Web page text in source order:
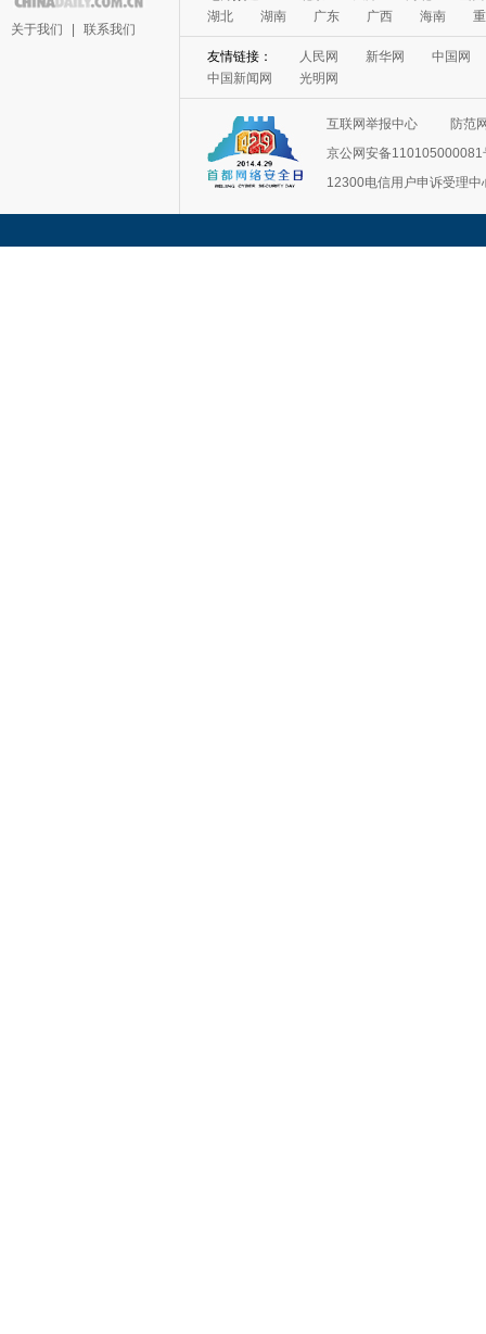
关于我们 联系我们
湖北
湖南 广东 广西 海南
友情链接： 人民网 新华网
中国网
中国新闻网
光明网
互联网举报中心
防范
京公网安备110105000081
12300电信用户申诉受理中